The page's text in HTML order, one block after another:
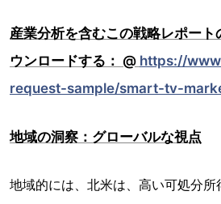
産業分析を含むこの戦略レポー
ウンロードする： @ https://
request-sample/smart-tv-
地域の洞察：グローバルな視点
地域的には、北米は、高い可処分所